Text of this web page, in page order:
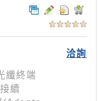
洽詢
纖終端
續